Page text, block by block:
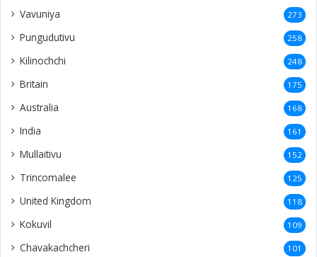
Velanai 99
Karainagar 92
Malaysia 91
Neduntheevu 90
Karaveddi 85
Batticaloa 82
Nallur 82
Manipay 79
Norway 73
Valvettithurai 73
Urumpirai 71